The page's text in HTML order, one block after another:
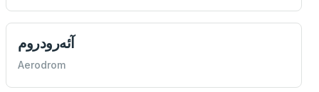
آئه‌رودروم
Aerodrom